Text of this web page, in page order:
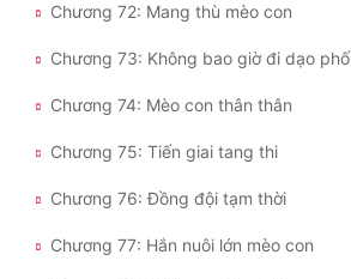
Chương 72: Mang thù mèo con
Chương 73: Không bao giờ đi dạo phố
Chương 74: Mèo con thân thân
Chương 75: Tiến giai tang thi
Chương 76: Đồng đội tạm thời
Chương 77: Hắn nuôi lớn mèo con